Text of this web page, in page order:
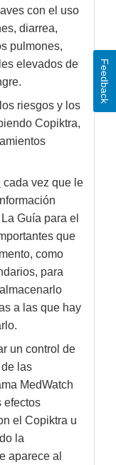
con el uso
diarrea,
pulmones,
elevados de
riesgos y los
Copiktra,
cada vez que le
Guía para el
que
como
para
a las que hay
un control de
las
MedWatch
efectos
el Copiktra u
la
aparece al
Feedback